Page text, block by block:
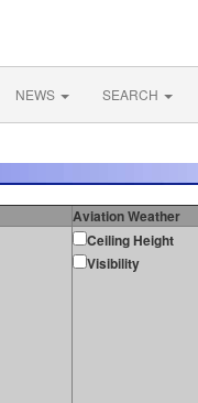
NEWS SEARCH
Aviation Weather
Ceiling Height
Visibility